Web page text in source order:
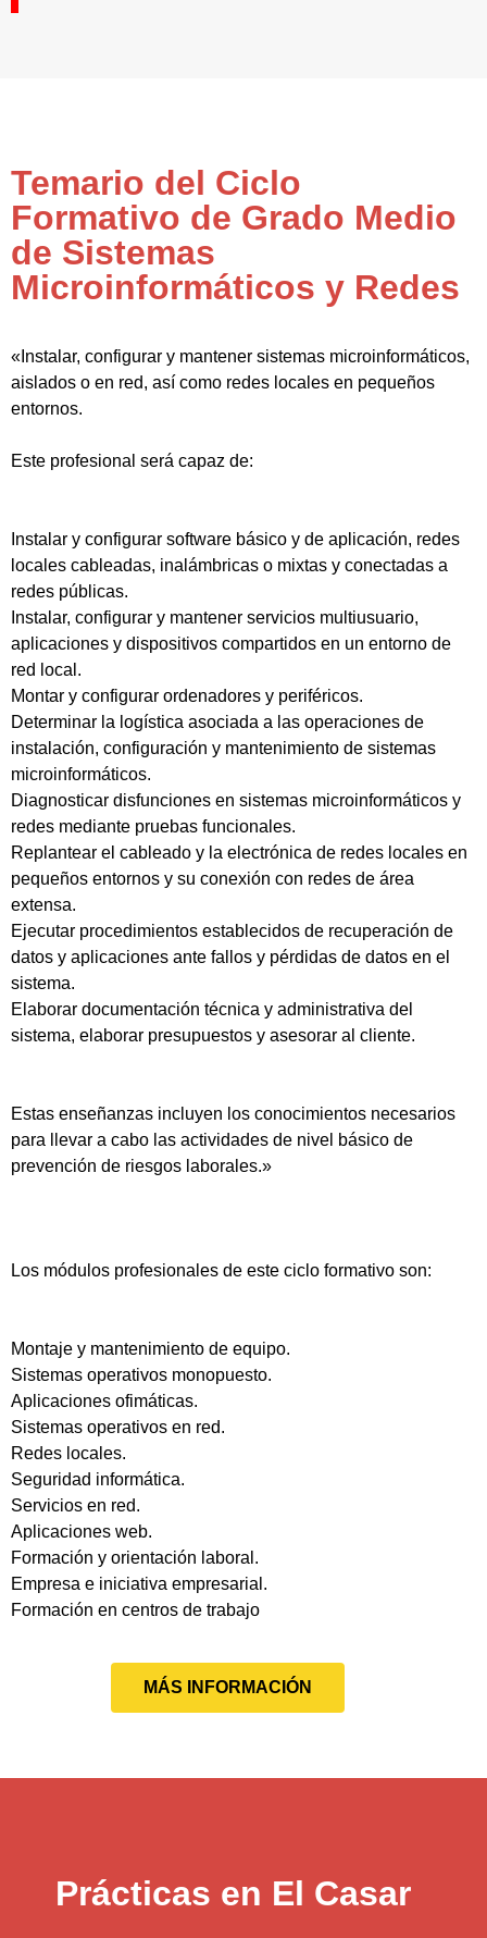
Temario del Ciclo
Formativo de Grado Medio
de Sistemas
Microinformáticos y Redes
«Instalar, configurar y mantener sistemas microinformáticos,
aislados o en red, así como redes locales en pequeños
entornos.
Este profesional será capaz de:
Instalar y configurar software básico y de aplicación, redes
locales cableadas, inalámbricas o mixtas y conectadas a
redes públicas.
Instalar, configurar y mantener servicios multiusuario,
aplicaciones y dispositivos compartidos en un entorno de
red local.
Montar y configurar ordenadores y periféricos.
Determinar la logística asociada a las operaciones de
instalación, configuración y mantenimiento de sistemas
microinformáticos.
Diagnosticar disfunciones en sistemas microinformáticos y
redes mediante pruebas funcionales.
Replantear el cableado y la electrónica de redes locales en
pequeños entornos y su conexión con redes de área
extensa.
Ejecutar procedimientos establecidos de recuperación de
datos y aplicaciones ante fallos y pérdidas de datos en el
sistema.
Elaborar documentación técnica y administrativa del
sistema, elaborar presupuestos y asesorar al cliente.
Estas enseñanzas incluyen los conocimientos necesarios
para llevar a cabo las actividades de nivel básico de
prevención de riesgos laborales.»
Los módulos profesionales de este ciclo formativo son:
Montaje y mantenimiento de equipo.
Sistemas operativos monopuesto.
Aplicaciones ofimáticas.
Sistemas operativos en red.
Redes locales.
Seguridad informática.
Servicios en red.
Aplicaciones web.
Formación y orientación laboral.
Empresa e iniciativa empresarial.
Formación en centros de trabajo
MÁS INFORMACIÓN
Prácticas en El Casar